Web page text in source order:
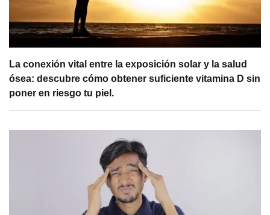
La conexión vital entre la exposición solar y la salud
ósea: descubre cómo obtener suficiente vitamina D sin
poner en riesgo tu piel.